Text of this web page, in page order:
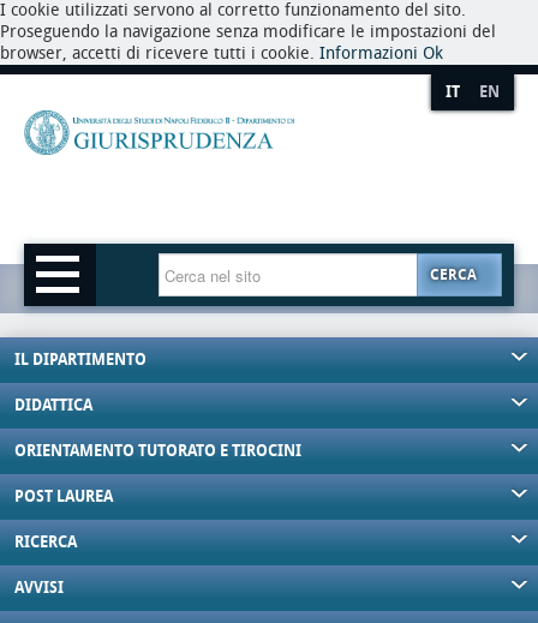
I cookie utilizzati servono al corretto funzionamento del sito.
Proseguendo la navigazione senza modificare le impostazioni del
browser, accetti di ricevere tutti i cookie. Informazioni Ok
IT EN
CERCA
IL DIPARTIMENTO
DIDATTICA
ORIENTAMENTO TUTORATO E TIROCINI
POST LAUREA
RICERCA
AVVISI